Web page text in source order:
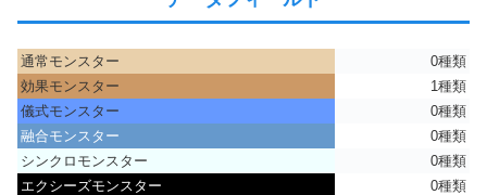
通常モンスター
0種類
効果モンスター
1種類
儀式モンスター
0種類
融合モンスター
0種類
シンクロモンスター
0種類
エクシーズモンスター
0種類